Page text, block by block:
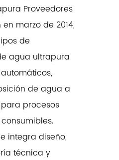
Proveedores
marzo de 2014,
de
agua ultrapura
de agua a
procesos
integra diseño,
técnica y